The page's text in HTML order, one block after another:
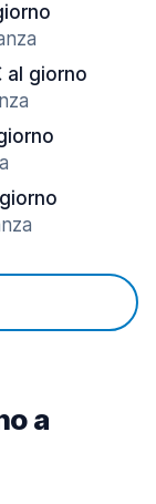
al giorno
a